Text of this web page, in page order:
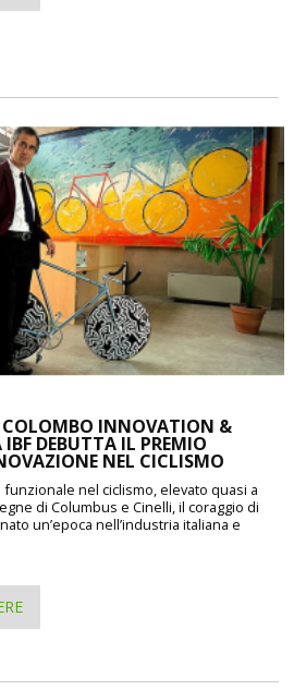
INNOVATION &
DEBUTTA IL PREMIO
NEL CICLISMO
funzionale nel ciclismo, elevato quasi a
di Columbus e Cinelli, il coraggio di
un’epoca nell’industria italiana e